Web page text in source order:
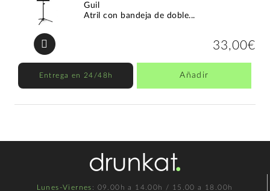
Guil
Atril con bandeja de doble...
33,00€
Entrega en 24/48h Añadir
Lunes-Viernes : 09.00h a 14.00h / 15.00 a 18.00h